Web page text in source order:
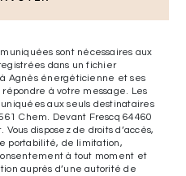
sont nécessaires aux
dans un fichier
Agnès énergéticienne et ses
à votre message. Les
aux seuls destinataires
Chem. Devant Frescq 64460
disposez de droits d’accès,
portabilité, de limitation,
à tout moment et
auprès d’une autorité de